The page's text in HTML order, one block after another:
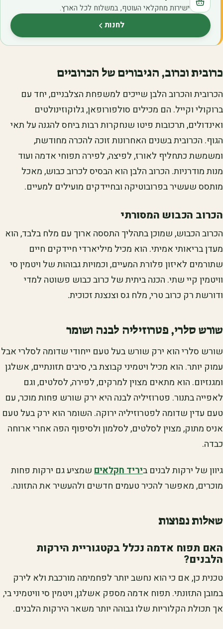
ישירות מחקלאי העוטף, במשלוח לכל הארץ.
לחנות(נפתח בלשונית חדשה)
כרובית וכרוב, הגיבורים של הכרוביים
הכרובית והכרוב הלבן שייכים למשפחת הצלבניים, יחד עם
ברוקולי וקייל. הם מכילים סולפורופאן, גלוקוזינולטים
ואינדולים, תרכובות פיטו שנחקרות רבות ביחס להגנה על תאי
הגוף. הכרובית בשנים האחרונות זוכה להכרה מחודשת,
ומשמשת כתחליף לאורז, לפיצה, לפירה תפוחי אדמה ועוד
מנות מודרניות. הכרוב הלבן הוא הבסיס לכרוב כבוש, מאכל
מותסס שעשיר בפרובוטיקה ובחיידקים מועילים למעיים.
הכרוב הכבוש המסורתי
הכרוב הכבוש, שמוכן בתהליך התססה ארוך עם מלח בלבד, הוא
מעדן בריאותי אמיתי. הוא מכיל מיליארדי חיידקים חיים
שתורמים לאיזון פלורת המעיים, וכמויות גבוהות של ויטמין סי
וויטמין קיי שתי. הכנה ביתית של כרוב כבוש פשוטה למדי
ודורשת רק כרוב טרי, מלח גס וצנצנת זכוכית.
שורש סלרי, פטרוזיליה לבנה ושומר
שורש סלרי הוא ירק שורש בעל טעם ייחודי שדומה לסלרי אבל
עמוק יותר. הוא מכיל ויטמיני קבוצת בי, סיבים תזונתיים, אשלגן
ומגנזיום. הוא מתאים מצוין למרקים, לפירה, לסלטים, וגם
לאפייה בתנור. פטרוזיליה לבנה היא ירק שורש פחות מוכר, עם
טעם עדין שדומה לפטרוזיליה ירוקה. השומר הוא ירק בעל טעם
אניס מתוק, מצוין לסלטים, לסלמון ולסיפוף הפה אחרי ארוחה
כבדה.
גיוון של ירקות לבנים ביריד חקלאיםשמציע גם ירקות פחות
מוכרים, מאפשר להכיר טעמים חדשים ולהעשיר את התזונה.
שאלות נפוצות
האם תפוח אדמה נכלל בקטגוריית הירקות
הלבנים?
טכנית כן, אם כי הוא נחשב יותר לפחמימה מורכבת ולא לירק
במובן התזונתי. תפוח אדמה מספק אשלגן, ויטמין סי וויטמיני בי,
אך תכולת הקלוריות שלו גבוהה יותר משאר הירקות הלבנים.